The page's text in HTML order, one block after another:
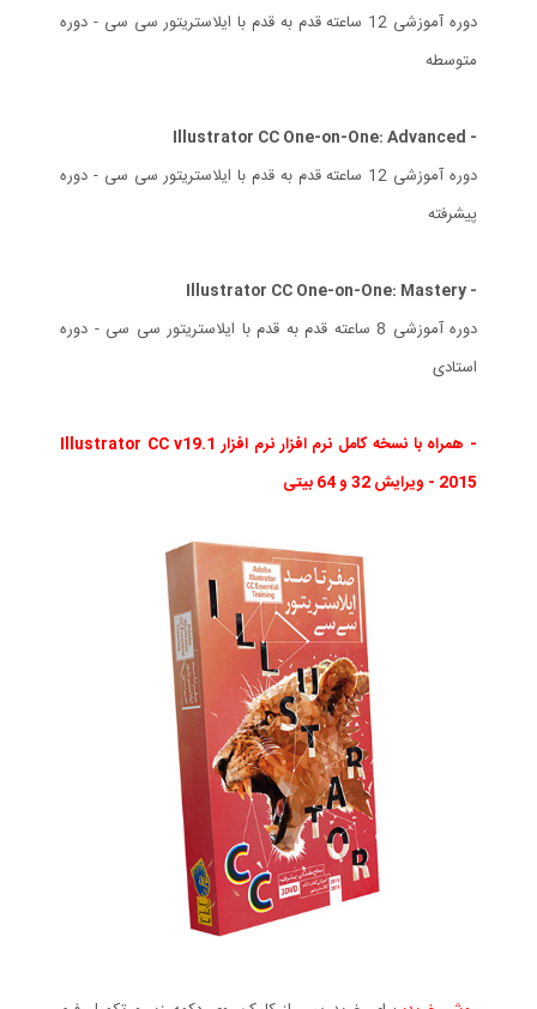
دوره آموزشی 12 ساعته قدم به قدم با ایلاستریتور سی سی - دوره
متوسطه
- Illustrator CC One-on-One: Advanced
دوره آموزشی 12 ساعته قدم به قدم با ایلاستریتور سی سی - دوره
پیشرفته
- Illustrator CC One-on-One: Mastery
دوره آموزشی 8 ساعته قدم به قدم با ایلاستریتور سی سی - دوره
استادی
- همراه با نسخه کامل نرم افزار نرم افزار Illustrator CC v19.1
2015 - ویرایش 32 و 64 بیتی